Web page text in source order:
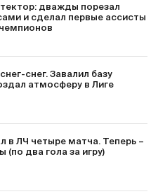
дважды порезал
и сделал первые ассисты
снег. Завалил базу
атмосферу в Лиге
в ЛЧ четыре матча. Теперь –
(по два гола за игру)